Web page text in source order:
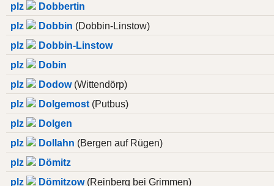
plz
Dobbertin
plz
Dobbin (Dobbin-Linstow)
plz
Dobbin-Linstow
plz
Dobin
plz
Dodow(Wittendörp)
plz
Dolgemost (Putbus)
plz
Dolgen
plz
Dollahn (Bergen auf Rügen)
plz
Dömitz
plz
Dömitzow(Reinberg bei Grimmen)